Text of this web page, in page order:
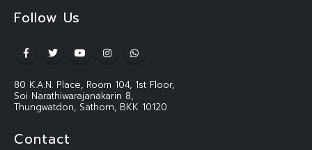
Follow Us
80 K.A.N. Place, Room 104, 1st Floor,
Soi Narathiwarajanakarin 8,
Thungwatdon, Sathorn, BKK 10120
Contact